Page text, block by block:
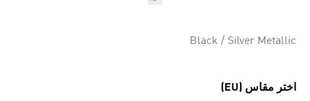
Black / Silver Metallic
اختر مقاس (EU)